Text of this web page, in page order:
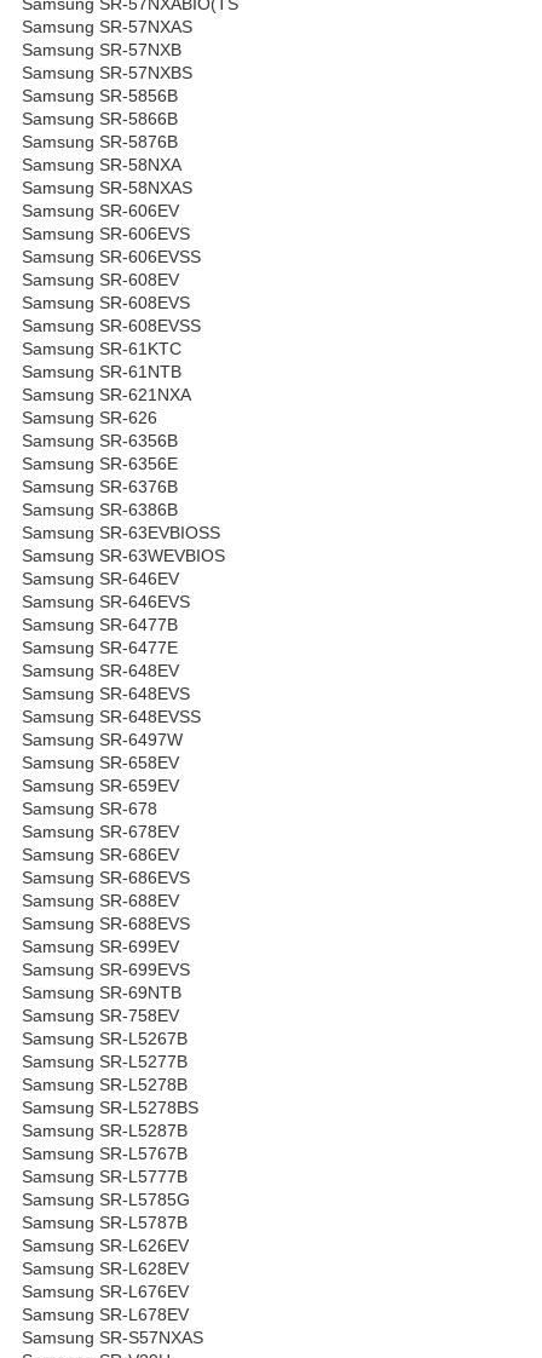
Samsung SR-57NXAS
Samsung SR-57NXB
Samsung SR-57NXBS
Samsung SR-5856B
Samsung SR-5866B
Samsung SR-5876B
Samsung SR-58NXA
Samsung SR-58NXAS
Samsung SR-606EV
Samsung SR-606EVS
Samsung SR-606EVSS
Samsung SR-608EV
Samsung SR-608EVS
Samsung SR-608EVSS
Samsung SR-61KTC
Samsung SR-61NTB
Samsung SR-621NXA
Samsung SR-626
Samsung SR-6356B
Samsung SR-6356E
Samsung SR-6376B
Samsung SR-6386B
Samsung SR-63EVBIOSS
Samsung SR-63WEVBIOS
Samsung SR-646EV
Samsung SR-646EVS
Samsung SR-6477B
Samsung SR-6477E
Samsung SR-648EV
Samsung SR-648EVS
Samsung SR-648EVSS
Samsung SR-6497W
Samsung SR-658EV
Samsung SR-659EV
Samsung SR-678
Samsung SR-678EV
Samsung SR-686EV
Samsung SR-686EVS
Samsung SR-688EV
Samsung SR-688EVS
Samsung SR-699EV
Samsung SR-699EVS
Samsung SR-69NTB
Samsung SR-758EV
Samsung SR-L5267B
Samsung SR-L5277B
Samsung SR-L5278B
Samsung SR-L5278BS
Samsung SR-L5287B
Samsung SR-L5767B
Samsung SR-L5777B
Samsung SR-L5785G
Samsung SR-L5787B
Samsung SR-L626EV
Samsung SR-L628EV
Samsung SR-L676EV
Samsung SR-L678EV
Samsung SR-S57NXAS